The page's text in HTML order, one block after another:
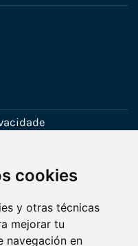
cookies
y otras técnicas
mejorar tu
navegación en